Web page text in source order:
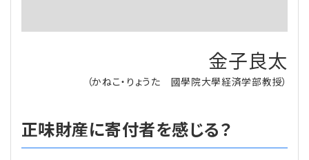
法改正-法人運営
電子帳簿保存法
カレンダー
【連載】これからの時代の資産運用
【連載】採用・定着・育成のための人事戦略
公益・一般法人オンラインとは
金子良太
（かねこ・りょうた 國學院大學経済学部教授）
正味財産に寄付者を感じる？